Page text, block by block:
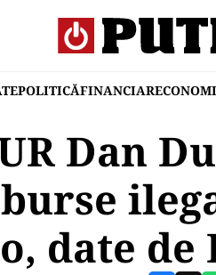
POLITICĂFINANCIAR
Dan
date de